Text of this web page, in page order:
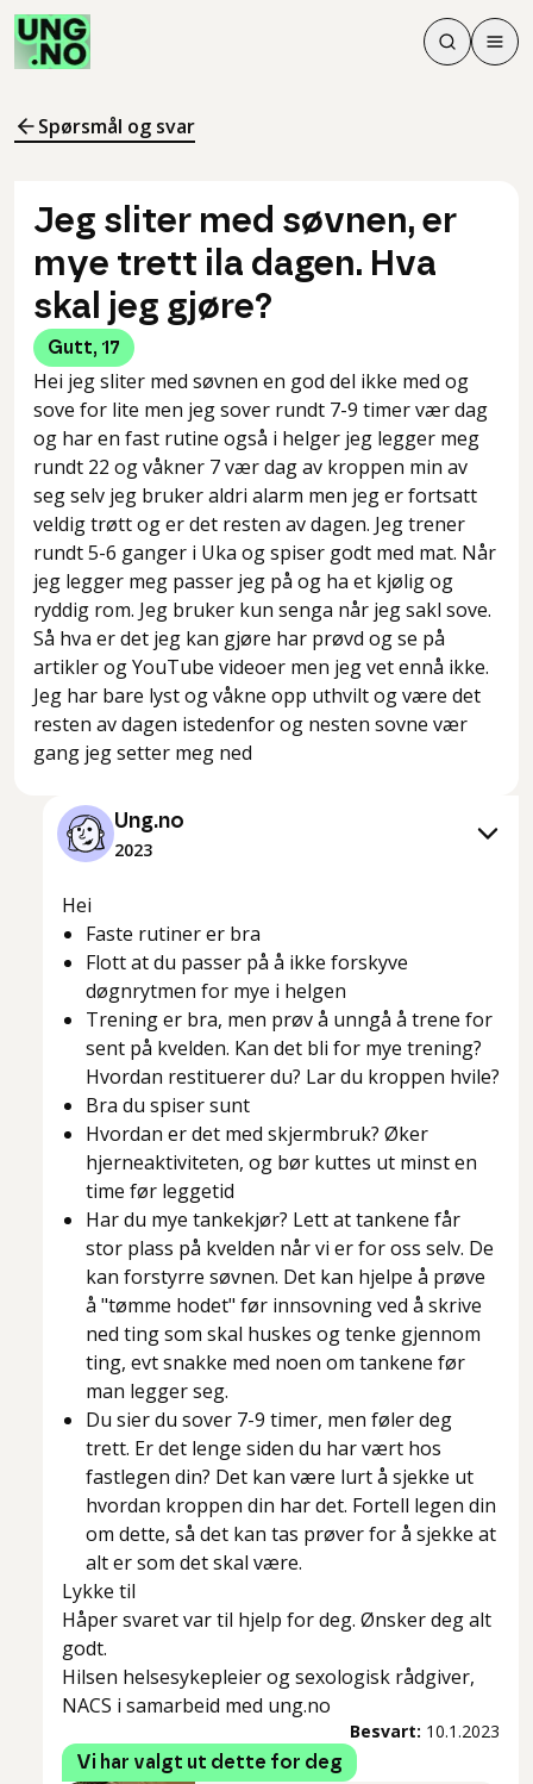
Søk
Søk
Meny
Spørsmål og svar
Jeg sliter med søvnen, er
mye trett ila dagen. Hva
skal jeg gjøre?
Gutt, 17
Hei jeg sliter med søvnen en god del ikke med og
sove for lite men jeg sover rundt 7-9 timer vær dag
og har en fast rutine også i helger jeg legger meg
rundt 22 og våkner 7 vær dag av kroppen min av
seg selv jeg bruker aldri alarm men jeg er fortsatt
veldig trøtt og er det resten av dagen. Jeg trener
rundt 5-6 ganger i Uka og spiser godt med mat. Når
jeg legger meg passer jeg på og ha et kjølig og
ryddig rom. Jeg bruker kun senga når jeg sakl sove.
Så hva er det jeg kan gjøre har prøvd og se på
artikler og YouTube videoer men jeg vet ennå ikke.
Jeg har bare lyst og våkne opp uthvilt og være det
resten av dagen istedenfor og nesten sovne vær
gang jeg setter meg ned
Ung.no
2023
Hei
Faste rutiner er bra
Flott at du passer på å ikke forskyve
døgnrytmen for mye i helgen
Trening er bra, men prøv å unngå å trene for
sent på kvelden. Kan det bli for mye trening?
Hvordan restituerer du? Lar du kroppen hvile?
Bra du spiser sunt
Hvordan er det med skjermbruk? Øker
hjerneaktiviteten, og bør kuttes ut minst en
time før leggetid
Har du mye tankekjør? Lett at tankene får
stor plass på kvelden når vi er for oss selv. De
kan forstyrre søvnen. Det kan hjelpe å prøve
å "tømme hodet" før innsovning ved å skrive
ned ting som skal huskes og tenke gjennom
ting, evt snakke med noen om tankene før
man legger seg.
Du sier du sover 7-9 timer, men føler deg
trett. Er det lenge siden du har vært hos
fastlegen din? Det kan være lurt å sjekke ut
hvordan kroppen din har det. Fortell legen din
om dette, så det kan tas prøver for å sjekke at
alt er som det skal være.
Lykke til
Håper svaret var til hjelp for deg. Ønsker deg alt
godt.
Hilsen helsesykepleier og sexologisk rådgiver,
NACS i samarbeid med ung.no
Besvart: 10.1.2023
Vi har valgt ut dette for deg